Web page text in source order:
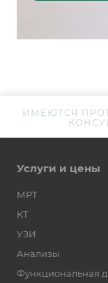
ИМЕЮТСЯ
Услуги и цены
МРТ
КТ
УЗИ
Анализы
Функциональная